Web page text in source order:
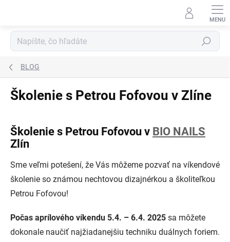
Hľadať
BLOG
Školenie s Petrou Fofovou v Zlíne
Školenie s Petrou Fofovou v BIO NAILS
Zlín
Sme veľmi potešení, že Vás môžeme pozvať na víkendové
školenie so známou nechtovou dizajnérkou a školiteľkou
Petrou Fofovou!
Počas aprílového víkendu 5.4. – 6.4. 2025 sa môžete
dokonale naučiť najžiadanejšiu techniku duálnych foriem.